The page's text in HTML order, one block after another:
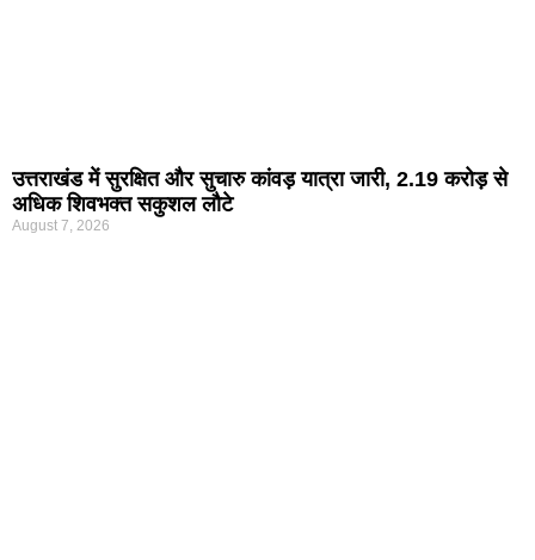
उत्तराखंड में सुरक्षित और सुचारु कांवड़ यात्रा जारी, 2.19 करोड़ से
अधिक शिवभक्त सकुशल लौटे
August 7, 2026